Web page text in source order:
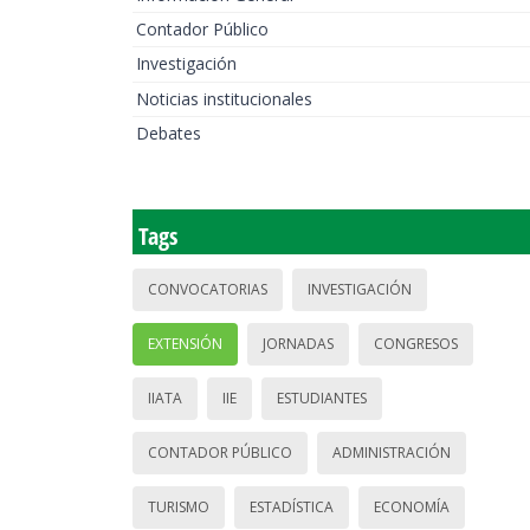
Contador Público
Investigación
Noticias institucionales
Debates
Tags
CONVOCATORIAS INVESTIGACIÓN
EXTENSIÓN JORNADAS CONGRESOS
IIATA IIE ESTUDIANTES
CONTADOR PÚBLICO ADMINISTRACIÓN
TURISMO ESTADÍSTICA ECONOMÍA